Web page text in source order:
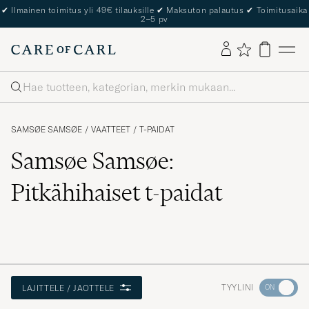
✔ Ilmainen toimitus yli 49€ tilauksille ✔ Maksuton palautus ✔ Toimitusaika
2–5 pv
Haku
SAMSØE SAMSØE / VAATTEET / T-PAIDAT
Samsøe Samsøe:
Pitkähihaiset t-paidat
LAJITTELE / JAOTTELE TYYLINI
Aktivoi